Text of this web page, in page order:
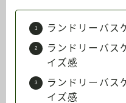
ランドリーバス
ランドリーバス
イズ感
ランドリーバス
イズ感